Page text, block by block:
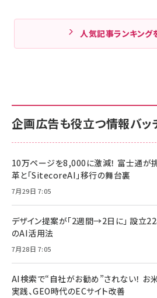
人気記事ランキング
企画広告も役立つ情報バッ
10万ページを8,000に激減！ 富士通が
革と「SitecoreAI」移行の舞台裏
7月29日 7:05
デザイン提案が「2週間→2日に」 設立
のAI活用法
7月28日 7:05
AI検索で“自社がお勧め”されない！ お
実践、GEO時代のECサイト改善